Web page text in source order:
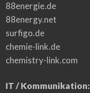
88energie.de
88energy.net
surfigo.de
chemie-link.de
chemistry-link.com
IT / Kommunikation: